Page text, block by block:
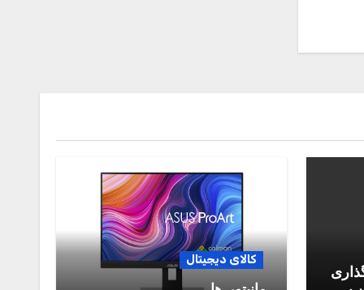
کالای دیجیتال